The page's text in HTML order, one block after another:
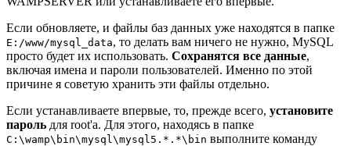
Если обновляете, и файлы баз данных уже находятся в папке
E:/www/mysql_data, то делать вам ничего не нужно, MySQL
просто будет их использовать. Сохранятся все данные,
включая имена и пароли пользователей. Именно по этой
причине я советую хранить эти файлы отдельно.
Если устанавливаете впервые, то, прежде всего, установите
пароль для root'а. Для этого, находясь в папке
C:\wamp\bin\mysql\mysql5.*.*\bin выполните команду